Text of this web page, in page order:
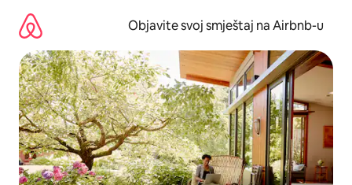
sadržaj
Objavite svoj smještaj na Airbnb-u